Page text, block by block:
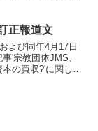
送を通じてリア
正報道文
よび同年4月17日
'宗教団体JMS、
の買収?'に関し